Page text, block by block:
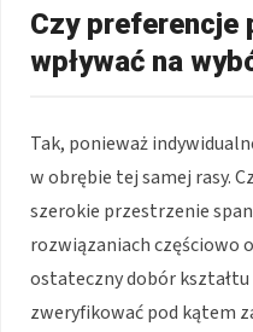
Czy preferencje
wpływać na
Tak, ponieważ
w obrębie tej samej rasy.
szerokie przestrzenie
rozwiązaniach częściowo
ostateczny dobór
zweryfikować pod kątem